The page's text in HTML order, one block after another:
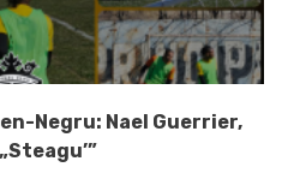
Negru: Nael Guerrier,